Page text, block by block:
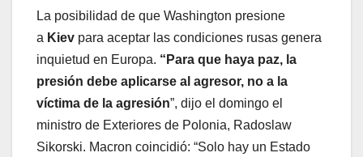
La posibilidad de que Washington presione
a Kiev para aceptar las condiciones rusas genera
inquietud en Europa. “Para que haya paz, la
presión debe aplicarse al agresor, no a la
víctima de la agresión”, dijo el domingo el
ministro de Exteriores de Polonia, Radoslaw
Sikorski. Macron coincidió: “Solo hay un Estado